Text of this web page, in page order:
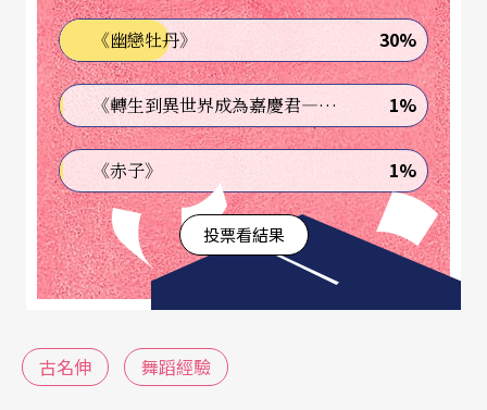
蹲腿，先是半蹲，接著大蹲。我的腿一過了半蹲就
開始發抖，一路蹲下去愈抖愈厲害，每一個簡單的
蹲腿都變成了需要被克服的高級動作。基於十多年
的跳舞經驗，很清楚什麼才是正確動作，什麼是不
正確的，我一路在心裡對自己喊話：「慢慢來…」
「喔！膝蓋向內了，打開！」「呼吸，別忘了呼
吸。」「肩膀！不要聳起！放下！」「不要緊張，
聽音樂，用音樂呼吸。」「放〜鬆，你僵住了！」
「髖關節再向外打開一點。」「提氣！上身pull u
p。」「肚子！肚子凸出來了！吸氣！吸氣！。」
《幽戀牡丹》 30%
《轉生到異世界成為嘉慶君—發現我的祖先是詐騙集團!?》 1%
《赤子》 1%
投票看結果
古名伸 舞蹈經驗